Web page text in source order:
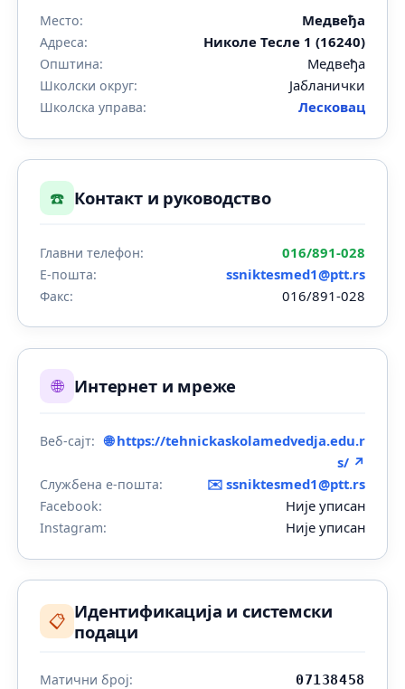
Место: Медвеђа
Адреса: Николе Тесле 1 (16240)
Општина: Медвеђа
Школски округ: Јабланички
Школска управа: Лесковац
☎️ Контакт и руководство
Главни телефон: 016/891-028
Е-пошта: ssniktesmed1@ptt.rs
Факс: 016/891-028
🌐 Интернет и мреже
Веб-сајт:
🌐 https://tehnickaskolamedvedja.edu.r
s/ ↗
Службена е-пошта: ✉️ ssniktesmed1@ptt.rs
Facebook: Није уписан
Instagram: Није уписан
📋 Идентификација и системски
подаци
Матични број: 07138458